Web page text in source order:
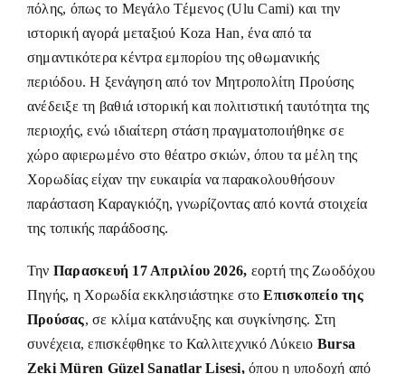
πόλης, όπως το Μεγάλο Τέμενος (Ulu Cami) και την
ιστορική αγορά μεταξιού Koza Han, ένα από τα
σημαντικότερα κέντρα εμπορίου της οθωμανικής
περιόδου. Η ξενάγηση από τον Μητροπολίτη Προύσης
ανέδειξε τη βαθιά ιστορική και πολιτιστική ταυτότητα της
περιοχής, ενώ ιδιαίτερη στάση πραγματοποιήθηκε σε
χώρο αφιερωμένο στο θέατρο σκιών, όπου τα μέλη της
Χορωδίας είχαν την ευκαιρία να παρακολουθήσουν
παράσταση Καραγκιόζη, γνωρίζοντας από κοντά στοιχεία
της τοπικής παράδοσης.
Την Παρασκευή 17 Απριλίου 2026, εορτή της Ζωοδόχου
Πηγής, η Χορωδία εκκλησιάστηκε στοΕπισκοπείο της
Προύσας, σε κλίμα κατάνυξης και συγκίνησης. Στη
συνέχεια, επισκέφθηκε το Καλλιτεχνικό Λύκειο Bursa
Zeki Müren Güzel Sanatlar Lisesi,όπου η υποδοχή από